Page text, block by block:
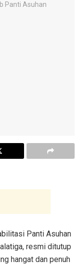
Panti Asuhan
resmi ditutup
hangat dan penuh